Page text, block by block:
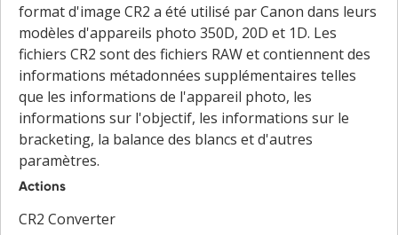
format d'image CR2 a été utilisé par Canon dans leurs
modèles d'appareils photo 350D, 20D et 1D. Les
fichiers CR2 sont des fichiers RAW et contiennent des
informations métadonnées supplémentaires telles
que les informations de l'appareil photo, les
informations sur l'objectif, les informations sur le
bracketing, la balance des blancs et d'autres
paramètres.
Actions
CR2 Converter